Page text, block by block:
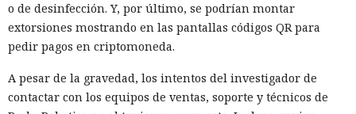
o de desinfección. Y, por último, se podrían montar
extorsiones mostrando en las pantallas códigos QR para
pedir pagos en criptomoneda.
A pesar de la gravedad, los intentos del investigador de
contactar con los equipos de ventas, soporte y técnicos de